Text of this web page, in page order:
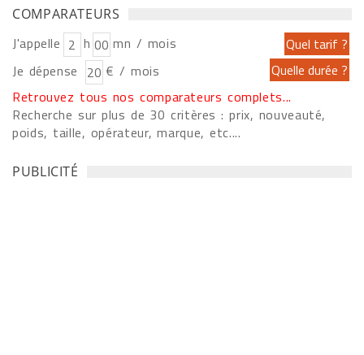
COMPARATEURS
J'appelle h
mn / mois
Je dépense
€ / mois
Retrouvez tous nos comparateurs complets...
Recherche sur plus de 30 critères : prix, nouveauté,
poids, taille, opérateur, marque, etc....
PUBLICITÉ